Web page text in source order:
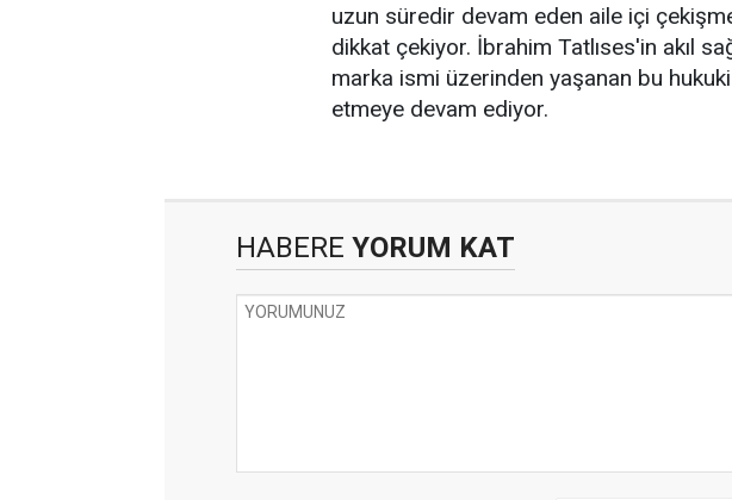
uzun süredir devam eden aile içi
dikkat çekiyor. İbrahim Tatlıses'in akıl
marka ismi üzerinden yaşanan bu
etmeye devam ediyor.
HABERE YORUM KAT